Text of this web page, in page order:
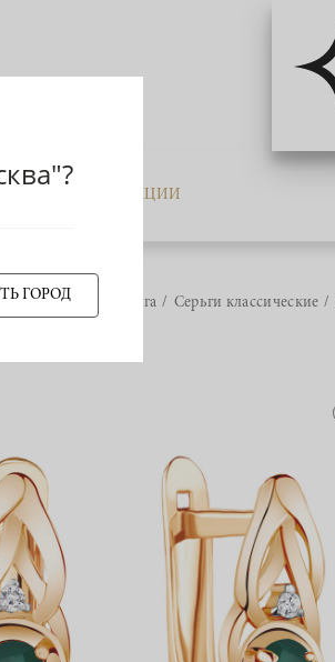
АКЦИИ
страница Серьга Серьги классические
ГОРОД